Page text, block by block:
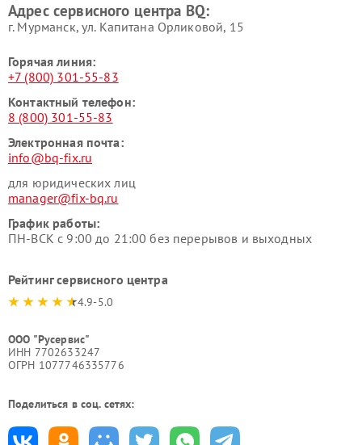
Адрес сервисного центра BQ:
г. Мурманск, ул. Капитана Орликовой, 15
Горячая линия:
+7 (800) 301-55-83
Контактный телефон:
8 (800) 301-55-83
Электронная почта:
info@bq-fix.ru
для юридических лиц
manager@fix-bq.ru
График работы:
ПН-ВСК с 9:00 до 21:00 без перерывов и выходных
Рейтинг сервисного центра
4.9-5.0
ООО "Русервис"
ИНН 7702633247
ОГРН 1077746335776
Поделиться в соц. сетях: